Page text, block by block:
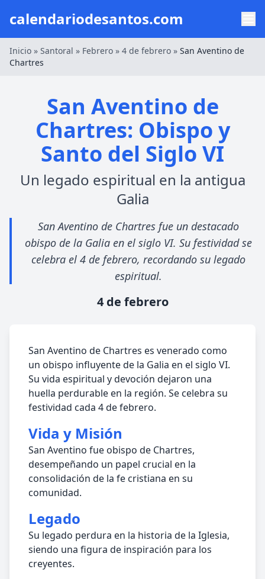
calendariodesantos.com
Inicio » Santoral » Febrero » 4 de febrero » San Aventino de
Chartres
San Aventino de
Chartres: Obispo y
Santo del Siglo VI
Un legado espiritual en la antigua
Galia
San Aventino de Chartres fue un destacado
obispo de la Galia en el siglo VI. Su festividad se
celebra el 4 de febrero, recordando su legado
espiritual.
4 de febrero
San Aventino de Chartres es venerado como
un obispo influyente de la Galia en el siglo VI.
Su vida espiritual y devoción dejaron una
huella perdurable en la región. Se celebra su
festividad cada 4 de febrero.
Vida y Misión
San Aventino fue obispo de Chartres,
desempeñando un papel crucial en la
consolidación de la fe cristiana en su
comunidad.
Legado
Su legado perdura en la historia de la Iglesia,
siendo una figura de inspiración para los
creyentes.